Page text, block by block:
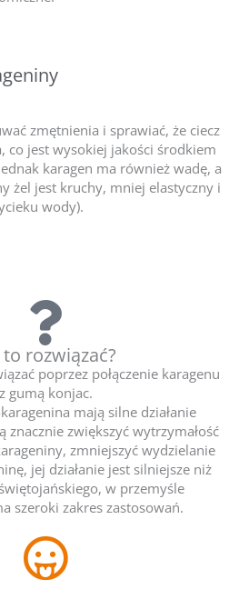
zmętnienia i sprawiać, że ciecz
co jest wysokiej jakości środkiem
karagen ma również wadę, a
żel jest kruchy, mniej elastyczny i
wody).
to rozwiązać?
poprzez połączenie karagenu
z gumą konjac.
mają silne działanie
znacznie zwiększyć wytrzymałość
zmniejszyć wydzielanie
jej działanie jest silniejsze niż
w przemyśle
szeroki zakres zastosowań.